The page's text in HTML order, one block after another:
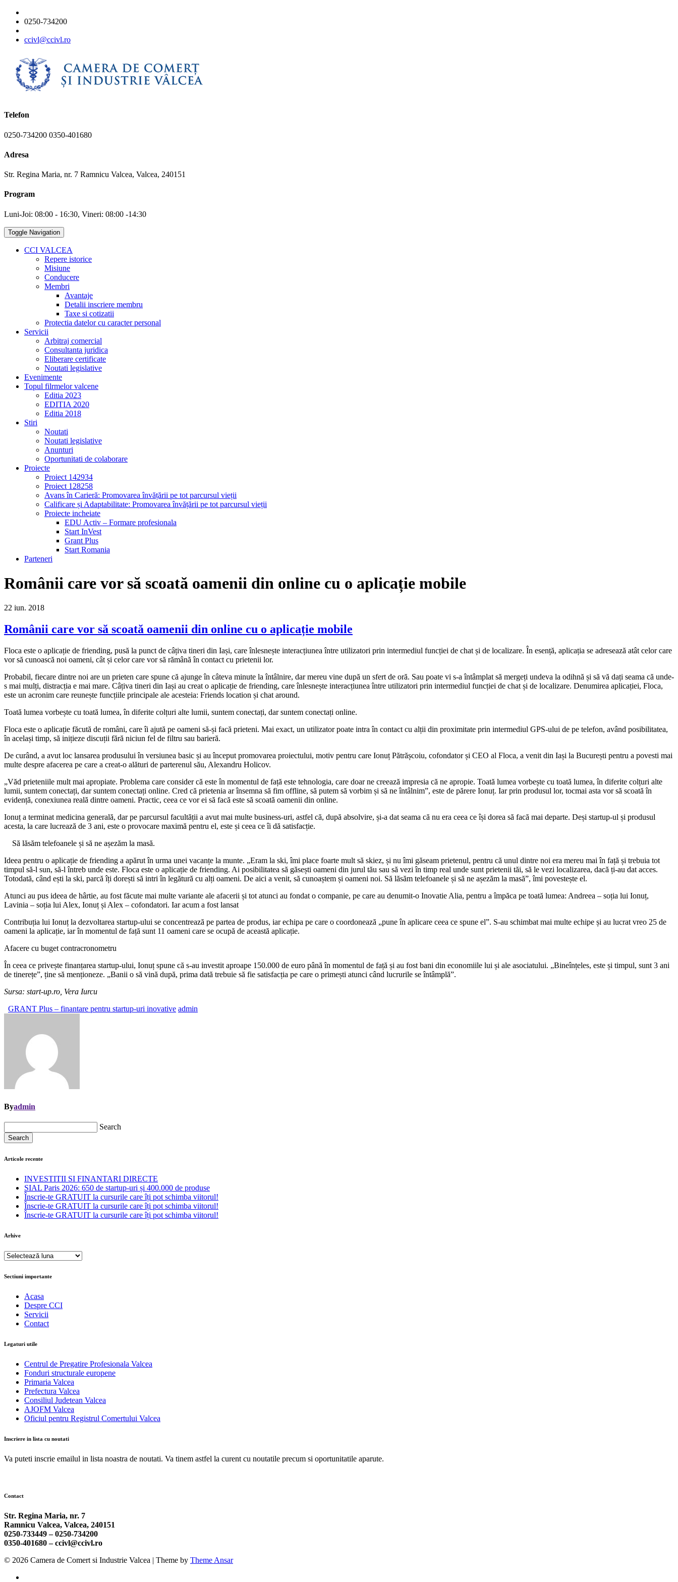
0250-734200
ccivl@ccivl.ro
Telefon
0250-734200 0350-401680
Adresa
Str. Regina Maria, nr. 7 Ramnicu Valcea, Valcea, 240151
Program
Luni-Joi: 08:00 - 16:30, Vineri: 08:00 -14:30
Toggle Navigation
CCI VALCEA
Repere istorice
Misiune
Conducere
Membri
Avantaje
Detalii inscriere membru
Taxe si cotizatii
Protectia datelor cu caracter personal
Servicii
Arbitraj comercial
Consultanta juridica
Eliberare certificate
Noutati legislative
Evenimente
Topul filrmelor valcene
Editia 2023
EDITIA 2020
Editia 2018
Stiri
Noutati
Noutati legislative
Anunturi
Oportunitati de colaborare
Proiecte
Proiect 142934
Proiect 128258
Avans în Carieră: Promovarea învățării pe tot parcursul vieții
Calificare și Adaptabilitate: Promovarea învățării pe tot parcursul vieții
Proiecte incheiate
EDU Activ – Formare profesionala
Start InVest
Grant Plus
Start Romania
Parteneri
Românii care vor să scoată oamenii din online cu o aplicație mobile
22 iun. 2018
Românii care vor să scoată oamenii din online cu o aplicație mobile
Floca este o aplicație de friending, pusă la punct de câțiva tineri din Iași, care înlesnește interacțiunea între utilizatori prin intermediul funcției de chat și de localizare. În esență, aplicația se adresează atât celor care
vor să cunoască noi oameni, cât și celor care vor să rămână în contact cu prietenii lor.
Probabil, fiecare dintre noi are un prieten care spune că ajunge în câteva minute la întâlnire, dar mereu vine după un sfert de oră. Sau poate vi s-a întâmplat să mergeți undeva la odihnă și să vă dați seama că unde-
s mai mulți, distracția e mai mare. Câțiva tineri din Iași au creat o aplicație de friending, care înlesnește interacțiunea între utilizatori prin intermediul funcției de chat și de localizare. Denumirea aplicației, Floca,
este un acronim care reunește funcțiile principale ale acesteia: Friends location și chat around.
Toată lumea vorbește cu toată lumea, în diferite colțuri alte lumii, suntem conectați, dar suntem conectați online.
Floca este o aplicație făcută de români, care îi ajută pe oameni să-și facă prieteni. Mai exact, un utilizator poate intra în contact cu alții din proximitate prin intermediul GPS-ului de pe telefon, având posibilitatea,
în același timp, să inițieze discuții fără niciun fel de filtru sau barieră.
De curând, a avut loc lansarea produsului în versiunea basic și au început promovarea proiectului, motiv pentru care Ionuț Pătrășcoiu, cofondator și CEO al Floca, a venit din Iași la București pentru a povesti mai
multe despre afacerea pe care a creat-o alături de parterenul său, Alexandru Holicov.
„Văd prieteniile mult mai apropiate. Problema care consider că este în momentul de față este tehnologia, care doar ne creează impresia că ne apropie. Toată lumea vorbește cu toată lumea, în diferite colțuri alte
lumii, suntem conectați, dar suntem conectați online. Cred că prietenia ar însemna să fim offline, să putem să vorbim și să ne întâlnim”, este de părere Ionuț. Iar prin produsul lor, tocmai asta vor să scoată în
evidență, conexiunea reală dintre oameni. Practic, ceea ce vor ei să facă este să scoată oamenii din online.
Ionuț a terminat medicina generală, dar pe parcursul facultății a avut mai multe business-uri, astfel că, după absolvire, și-a dat seama că nu era ceea ce își dorea să facă mai departe. Deși startup-ul și produsul
acesta, la care lucrează de 3 ani, este o provocare maximă pentru el, este și ceea ce îi dă satisfacție.
Să lăsăm telefoanele și să ne așezăm la masă.
Ideea pentru o aplicație de friending a apărut în urma unei vacanțe la munte. „Eram la ski, îmi place foarte mult să skiez, și nu îmi găseam prietenul, pentru că unul dintre noi era mereu mai în față și trebuia tot
timpul să-l sun, să-l întreb unde este. Floca este o aplicație de friending. Ai posibilitatea să găsești oameni din jurul tău sau să vezi în timp real unde sunt prietenii tăi, să le vezi localizarea, dacă ți-au dat acces.
Totodată, când ești la ski, parcă îți dorești să intri în legătură cu alți oameni. De aici a venit, să cunoaștem și oameni noi. Să lăsăm telefoanele și să ne așezăm la masă”, îmi povestește el.
Atunci au pus ideea de hârtie, au fost făcute mai multe variante ale afacerii și tot atunci au fondat o companie, pe care au denumit-o Inovatie Alia, pentru a împăca pe toată lumea: Andreea – soția lui Ionuț,
Lavinia – soția lui Alex, Ionuț și Alex – cofondatori. Iar acum a fost lansat
Contribuția lui Ionuț la dezvoltarea startup-ului se concentrează pe partea de produs, iar echipa pe care o coordonează „pune în aplicare ceea ce spune el”. S-au schimbat mai multe echipe și au lucrat vreo 25 de
oameni la aplicație, iar în momentul de față sunt 11 oameni care se ocupă de această aplicație.
Afacere cu buget contracronometru
În ceea ce privește finanțarea startup-ului, Ionuț spune că s-au investit aproape 150.000 de euro până în momentul de față și au fost bani din economiile lui și ale asociatului. „Bineînțeles, este și timpul, sunt 3 ani
de tinerețe”, ține să menționeze. „Banii o să vină după, prima dată trebuie să fie satisfacția pe care o primești atunci când lucrurile se întâmplă”.
Sursa: start-up.ro, Vera Iurcu
GRANT Plus – finantare pentru startup-uri inovative admin
Byadmin
Search
Search
Articole recente
INVESTITII SI FINANTARI DIRECTE
SIAL Paris 2026: 650 de startup-uri și 400.000 de produse
Înscrie-te GRATUIT la cursurile care îți pot schimba viitorul!
Înscrie-te GRATUIT la cursurile care îți pot schimba viitorul!
Înscrie-te GRATUIT la cursurile care îți pot schimba viitorul!
Arhive
Arhive
Sectiuni importante
Acasa
Despre CCI
Servicii
Contact
Legaturi utile
Centrul de Pregatire Profesionala Valcea
Fonduri structurale europene
Primaria Valcea
Prefectura Valcea
Consiliul Judetean Valcea
AJOFM Valcea
Oficiul pentru Registrul Comertului Valcea
Inscriere in lista cu noutati
Va puteti inscrie emailul in lista noastra de noutati. Va tinem astfel la curent cu noutatile precum si oportunitatile aparute.
Contact
Str. Regina Maria, nr. 7
Ramnicu Valcea, Valcea, 240151
0250-733449 –0250-734200
0350-401680 –ccivl@ccivl.ro
© 2026 Camera de Comert si Industrie Valcea | Theme by Theme Ansar